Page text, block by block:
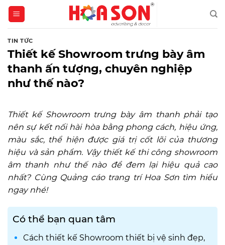
Skip
content
TIN TỨC
Thiết kế Showroom trưng bày âm
thanh ấn tượng, chuyên nghiệp
như thế nào?
Thiết kế Showroom trưng bày âm thanh phải tạo
nên sự kết nối hài hòa bằng phong cách, hiệu ứng,
màu sắc, thể hiện được giá trị cốt lõi của thương
hiệu và sản phẩm. Vậy thiết kế thi công showroom
âm thanh như thế nào để đem lại hiệu quả cao
nhất? Cùng Quảng cáo trang trí Hoa Sơn tìm hiểu
ngay nhé!
Có thể bạn quan tâm
Cách thiết kế Showroom thiết bị vệ sinh đẹp,